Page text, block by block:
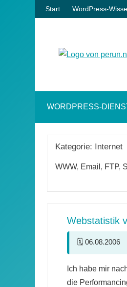
Zum
Inhalt
Start WordPress-
WORDPRESS-
Kategorie: Internet
WWW, Email, FTP,
Webstatistik
06.08.2006
Kommentare
Ich habe mir
die